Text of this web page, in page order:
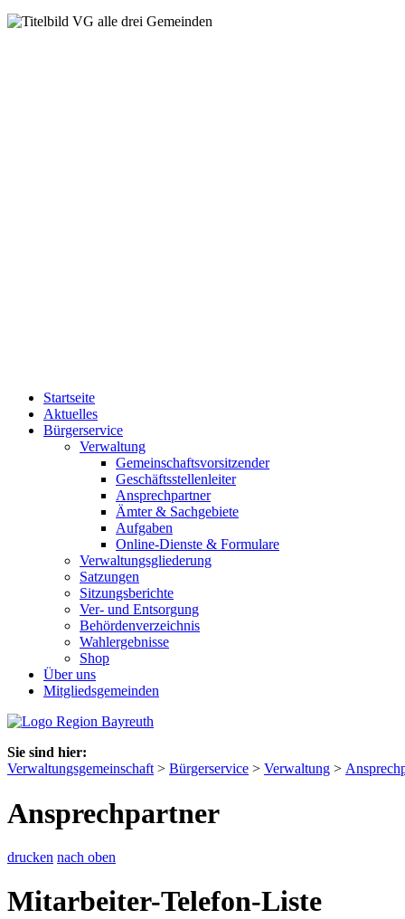
Startseite
Aktuelles
Bürgerservice
Verwaltung
Gemeinschaftsvorsitzender
Geschäftsstellenleiter
Ansprechpartner
Ämter & Sachgebiete
Aufgaben
Online-Dienste & Formulare
Verwaltungsgliederung
Satzungen
Sitzungsberichte
Ver- und Entsorgung
Behördenverzeichnis
Wahlergebnisse
Shop
Über uns
Mitgliedsgemeinden
Sie sind hier:
Verwaltungsgemeinschaft > Bürgerservice > Verwaltung >
Ansprechpartner
drucken nach oben
Mitarbeiter-Telefon-Liste